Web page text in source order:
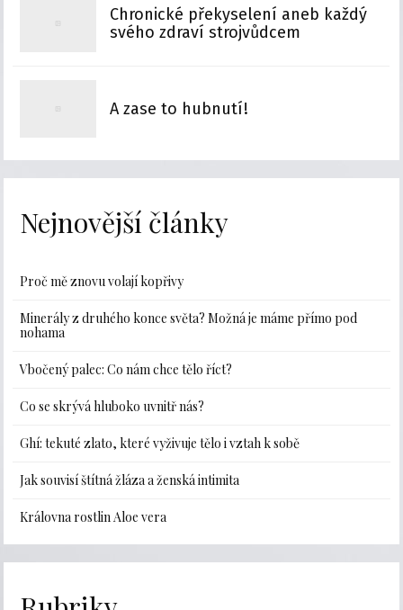
Chronické překyselení aneb každý
svého zdraví strojvůdcem
A zase to hubnutí!
Nejnovější články
Proč mě znovu volají kopřivy
Minerály z druhého konce světa? Možná je máme přímo pod
nohama
Vbočený palec: Co nám chce tělo říct?
Co se skrývá hluboko uvnitř nás?
Ghí: tekuté zlato, které vyživuje tělo i vztah k sobě
Jak souvisí štítná žláza a ženská intimita
Královna rostlin Aloe vera